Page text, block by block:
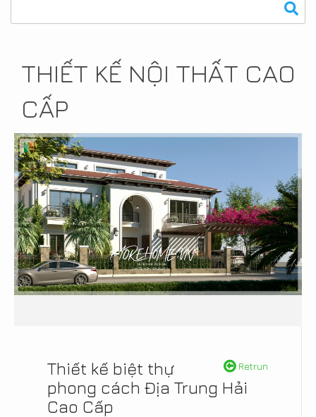
THIẾT KẾ NỘI THẤT CAO
CẤP
Retrun
Thiết kế biệt thự
phong cách Địa Trung Hải
Cao Cấp